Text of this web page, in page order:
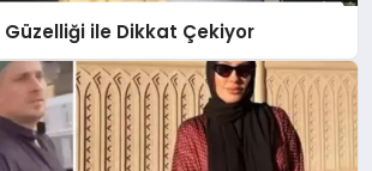
ile Dikkat Çekiyor